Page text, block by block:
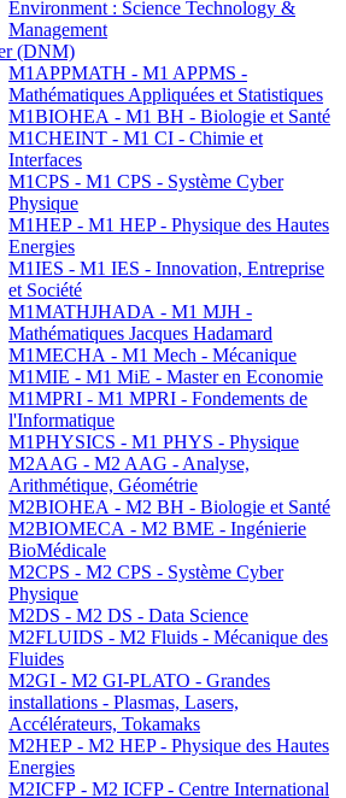
Environment : Science Technology &
Management
(DNM)
M1APPMATH - M1 APPMS -
Mathématiques Appliquées et Statistiques
M1BIOHEA - M1 BH - Biologie et Santé
M1CHEINT - M1 CI - Chimie et
Interfaces
M1CPS - M1 CPS - Système Cyber
Physique
M1HEP - M1 HEP - Physique des Hautes
Energies
M1IES - M1 IES - Innovation, Entreprise
et Société
M1MATHJHADA - M1 MJH -
Mathématiques Jacques Hadamard
M1MECHA - M1 Mech - Mécanique
M1MIE - M1 MiE - Master en Economie
M1MPRI - M1 MPRI - Fondements de
l'Informatique
M1PHYSICS - M1 PHYS - Physique
M2AAG - M2 AAG - Analyse,
Arithmétique, Géométrie
M2BIOHEA - M2 BH - Biologie et Santé
M2BIOMECA - M2 BME - Ingénierie
BioMédicale
M2CPS - M2 CPS - Système Cyber
Physique
M2DS - M2 DS - Data Science
M2FLUIDS - M2 Fluids - Mécanique des
Fluides
M2GI - M2 GI-PLATO - Grandes
installations - Plasmas, Lasers,
Accélérateurs, Tokamaks
M2HEP - M2 HEP - Physique des Hautes
Energies
M2ICFP - M2 ICFP - Centre International